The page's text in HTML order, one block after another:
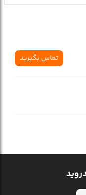
تماس بگیرید